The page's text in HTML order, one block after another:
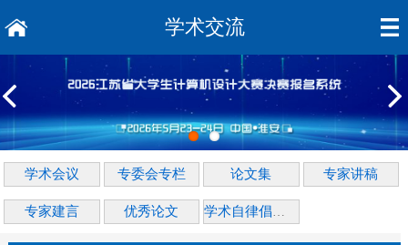
学术交流
学术会议 专委会专栏 论文集 专家讲稿
专家建言 优秀论文